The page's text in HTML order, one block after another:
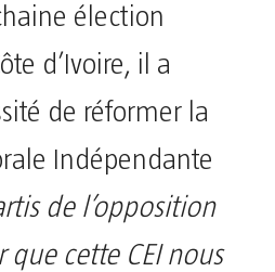
élection
d’Ivoire, il a
de réformer la
Indépendante
de l’opposition
que cette CEI nous